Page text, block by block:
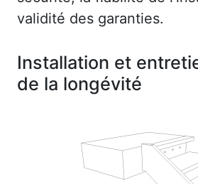
validité des garanties.
Installation et
de la longévité